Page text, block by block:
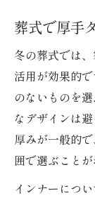
葬式で厚手
冬の葬式では
活用が効果的
のないものを
なデザインは
厚みが一般的
囲で選ぶことが
インナーにつ